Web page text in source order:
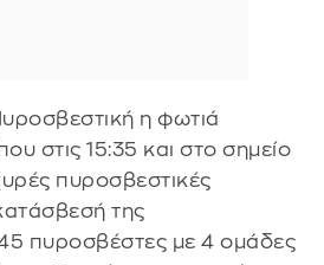
η φωτιά
στις 15:35 και στο σημείο
πυροσβεστικές
της
πυροσβέστες με 4 ομάδες